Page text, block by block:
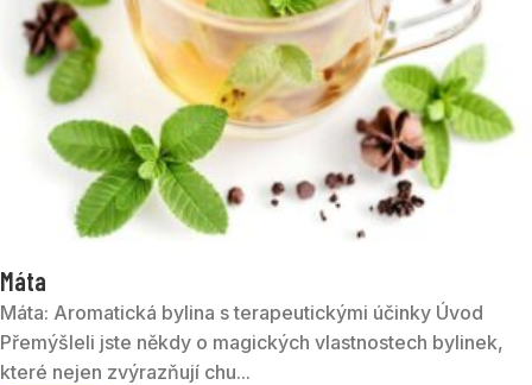
Máta
Máta: Aromatická bylina s terapeutickými účinky Úvod
Přemýšleli jste někdy o magických vlastnostech bylinek,
které nejen zvýrazňují chu...